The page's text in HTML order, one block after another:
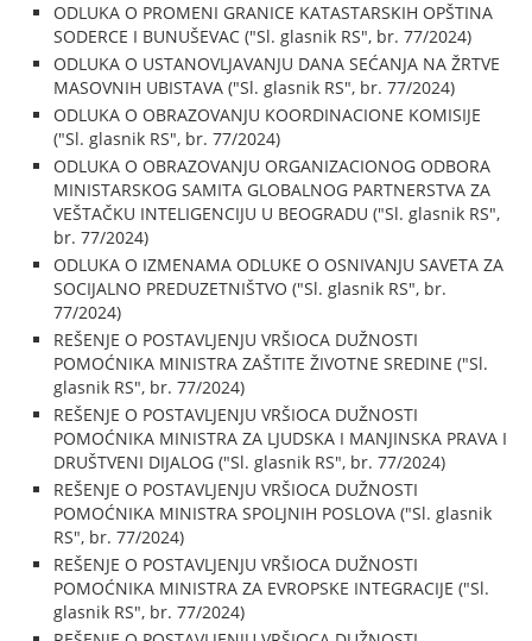
ODLUKA O PROMENI GRANICE KATASTARSKIH OPŠTINA
SODERCE I BUNUŠEVAC ("Sl. glasnik RS", br. 77/2024)
ODLUKA O USTANOVLJAVANJU DANA SEĆANJA NA ŽRTVE
MASOVNIH UBISTAVA ("Sl. glasnik RS", br. 77/2024)
ODLUKA O OBRAZOVANJU KOORDINACIONE KOMISIJE
("Sl. glasnik RS", br. 77/2024)
ODLUKA O OBRAZOVANJU ORGANIZACIONOG ODBORA
MINISTARSKOG SAMITA GLOBALNOG PARTNERSTVA ZA
VEŠTAČKU INTELIGENCIJU U BEOGRADU ("Sl. glasnik RS",
br. 77/2024)
ODLUKA O IZMENAMA ODLUKE O OSNIVANJU SAVETA ZA
SOCIJALNO PREDUZETNIŠTVO ("Sl. glasnik RS", br.
77/2024)
REŠENJE O POSTAVLJENJU VRŠIOCA DUŽNOSTI
POMOĆNIKA MINISTRA ZAŠTITE ŽIVOTNE SREDINE ("Sl.
glasnik RS", br. 77/2024)
REŠENJE O POSTAVLJENJU VRŠIOCA DUŽNOSTI
POMOĆNIKA MINISTRA ZA LJUDSKA I MANJINSKA PRAVA I
DRUŠTVENI DIJALOG ("Sl. glasnik RS", br. 77/2024)
REŠENJE O POSTAVLJENJU VRŠIOCA DUŽNOSTI
POMOĆNIKA MINISTRA SPOLJNIH POSLOVA ("Sl. glasnik
RS", br. 77/2024)
REŠENJE O POSTAVLJENJU VRŠIOCA DUŽNOSTI
POMOĆNIKA MINISTRA ZA EVROPSKE INTEGRACIJE ("Sl.
glasnik RS", br. 77/2024)